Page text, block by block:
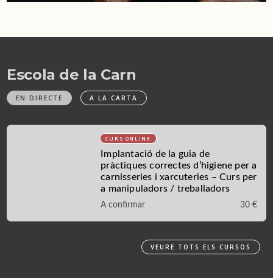
Escola de la Carn
EN DIRECTE A LA CARTA
Implantació de la guia de
pràctiques correctes d’higiene per a
carnisseries i xarcuteries – Curs per
a manipuladors / treballadors
A confirmar 30 €
VEURE TOTS ELS CURSOS